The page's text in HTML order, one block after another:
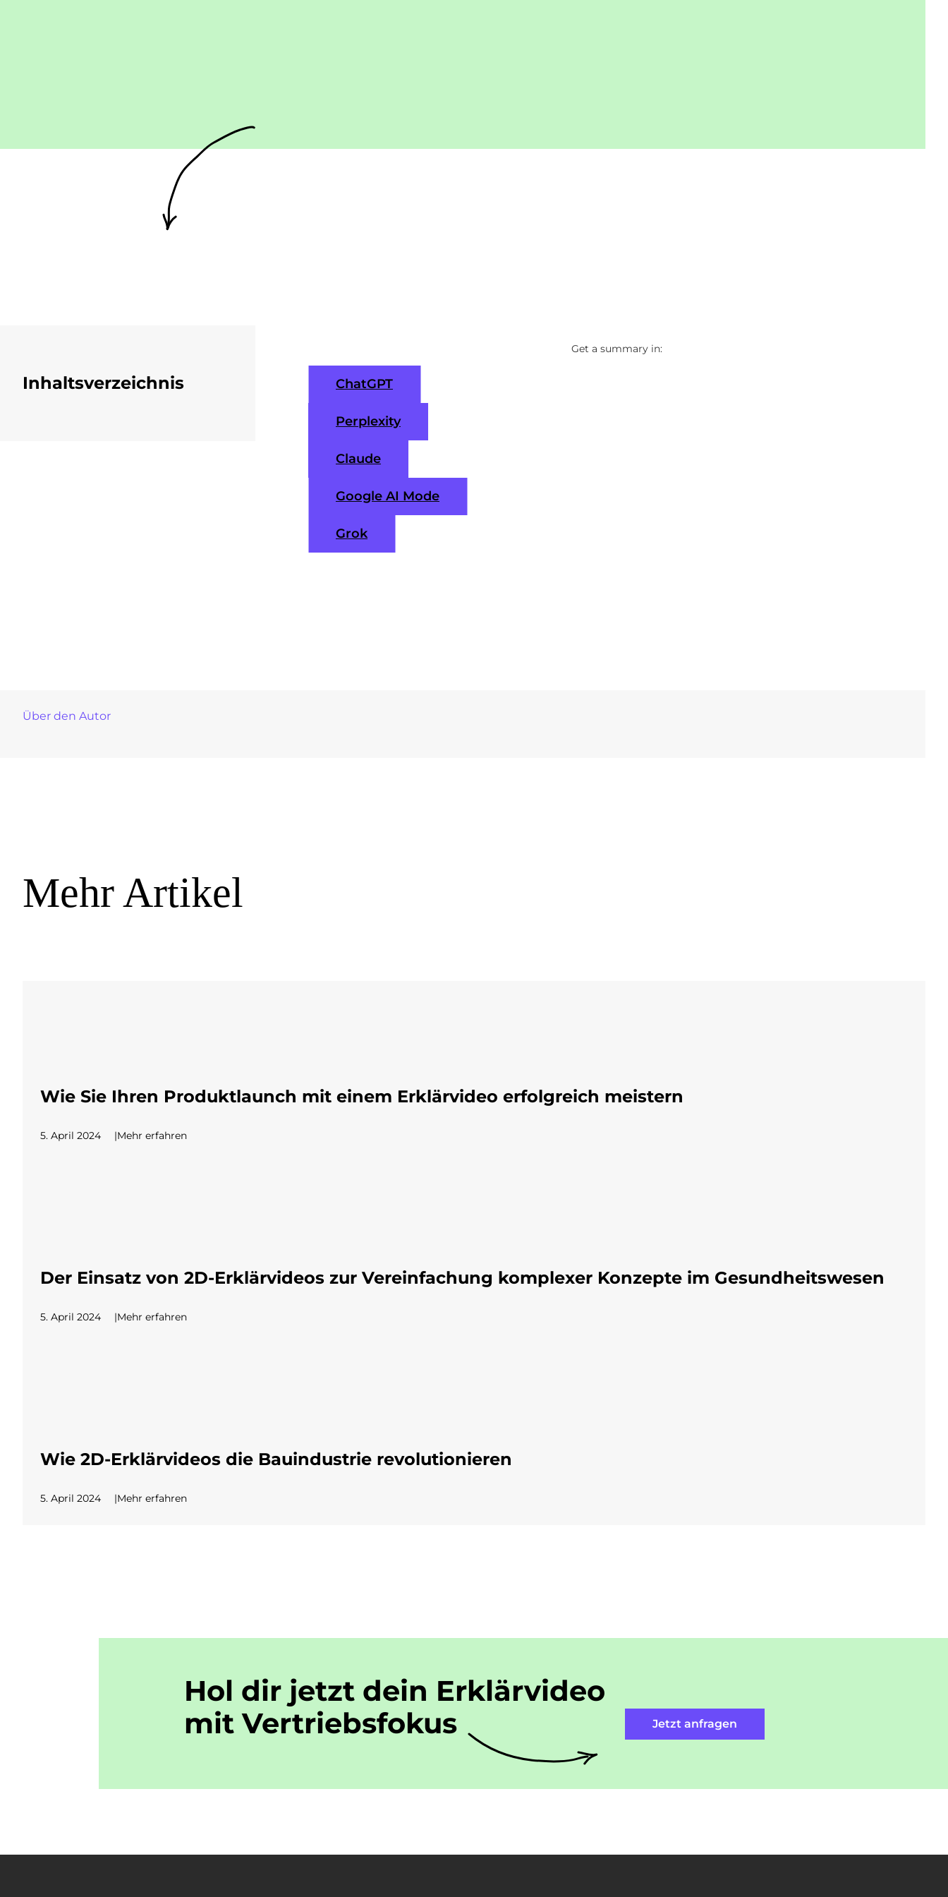
Inhaltsverzeichnis
Get a summary in:
ChatGPT
Perplexity
Claude
Google AI Mode
Grok
Über den Autor
Mehr Artikel
Wie Sie Ihren Produktlaunch mit einem Erklärvideo erfolgreich meistern
5. April 2024 Mehr erfahren
Der Einsatz von 2D-Erklärvideos zur Vereinfachung komplexer Konzepte im Gesundheitswesen
5. April 2024 Mehr erfahren
Wie 2D-Erklärvideos die Bauindustrie revolutionieren
5. April 2024 Mehr erfahren
Hol dir jetzt dein Erklärvideo
mitVertriebsfokus Jetzt anfragen